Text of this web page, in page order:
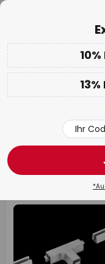
Nur
EXTRA 10% ab
17 Artikel
Ihr